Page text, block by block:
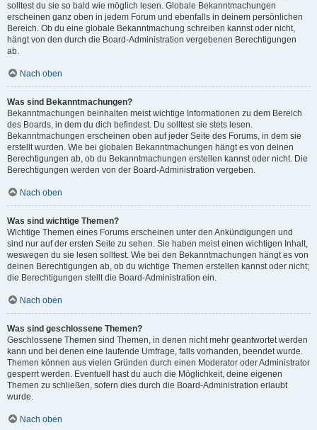
solltest du sie so bald wie möglich lesen. Globale Bekanntmachungen
erscheinen ganz oben in jedem Forum und ebenfalls in deinem persönlichen
Bereich. Ob du eine globale Bekanntmachung schreiben kannst oder nicht,
hängt von den durch die Board-Administration vergebenen Berechtigungen
ab.
Nach oben
Was sind Bekanntmachungen?
Bekanntmachungen beinhalten meist wichtige Informationen zu dem Bereich
des Boards, in dem du dich befindest. Du solltest sie stets lesen.
Bekanntmachungen erscheinen oben auf jeder Seite des Forums, in dem sie
erstellt wurden. Wie bei globalen Bekanntmachungen hängt es von deinen
Berechtigungen ab, ob du Bekanntmachungen erstellen kannst oder nicht. Die
Berechtigungen werden von der Board-Administration vergeben.
Nach oben
Was sind wichtige Themen?
Wichtige Themen eines Forums erscheinen unter den Ankündigungen und
sind nur auf der ersten Seite zu sehen. Sie haben meist einen wichtigen Inhalt,
weswegen du sie lesen solltest. Wie bei den Bekanntmachungen hängt es von
deinen Berechtigungen ab, ob du wichtige Themen erstellen kannst oder nicht;
die Berechtigungen stellt die Board-Administration ein.
Nach oben
Was sind geschlossene Themen?
Geschlossene Themen sind Themen, in denen nicht mehr geantwortet werden
kann und bei denen eine laufende Umfrage, falls vorhanden, beendet wurde.
Themen können aus vielen Gründen durch einen Moderator oder Administrator
gesperrt werden. Eventuell hast du auch die Möglichkeit, deine eigenen
Themen zu schließen, sofern dies durch die Board-Administration erlaubt
wurde.
Nach oben